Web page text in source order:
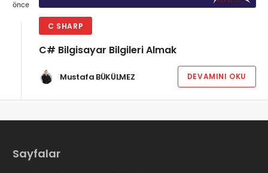
önce
C SHARP
C# Bilgisayar Bilgileri Almak
Mustafa BÜKÜLMEZ DEVAMINI OKU
Sayfalar